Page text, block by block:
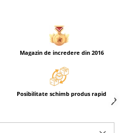
Magazin de incredere din 2016
Posibilitate schimb produs rapid